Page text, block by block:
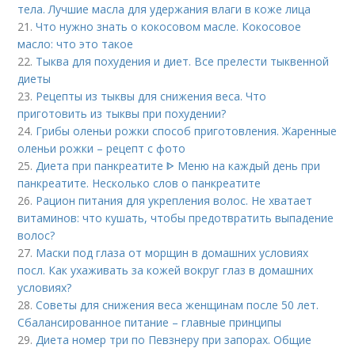
тела. Лучшие масла для удержания влаги в коже лица
21.Что нужно знать о кокосовом масле. Кокосовое
масло: что это такое
22. Тыква для похудения и диет. Все прелести тыквенной
диеты
23. Рецепты из тыквы для снижения веса. Что
приготовить из тыквы при похудении?
24. Грибы оленьи рожки способ приготовления. Жаренные
оленьи рожки – рецепт с фото
25.Диета при панкреатите ᐈ Меню на каждый день при
панкреатите. Несколько слов о панкреатите
26. Рацион питания для укрепления волос. Не хватает
витаминов: что кушать, чтобы предотвратить выпадение
волос?
27. Маски под глаза от морщин в домашних условиях
посл. Как ухаживать за кожей вокруг глаз в домашних
условиях?
28.Советы для снижения веса женщинам после 50 лет.
Сбалансированное питание – главные принципы
29.Диета номер три по Певзнеру при запорах. Общие